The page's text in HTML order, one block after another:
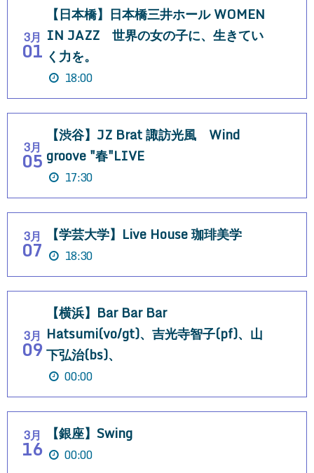
3月
01
【日本橋】日本橋三井ホール WOMEN
IN JAZZ 世界の女の子に、生きてい
く力を。
18:00
3月
05
【渋谷】JZ Brat 諏訪光風 Wind
groove "春"LIVE
17:30
3月
07
【学芸大学】Live House 珈琲美学
18:30
3月
09
【横浜】Bar Bar Bar
Hatsumi(vo/gt)、吉光寺智子(pf)、山
下弘治(bs)、
00:00
3月
16
【銀座】Swing
00:00